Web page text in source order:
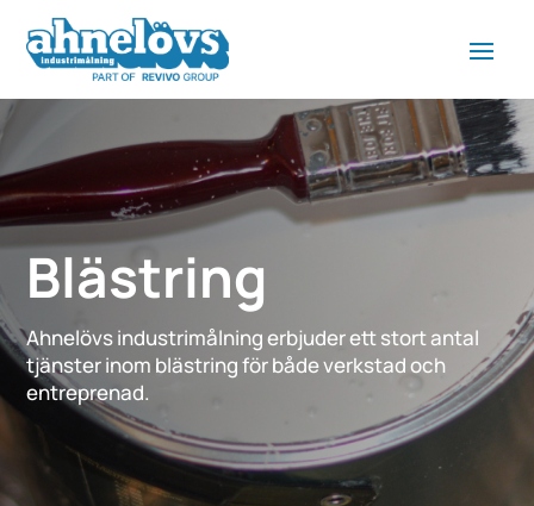
Blästring
Ahnelövs industrimålning erbjuder ett stort antal
tjänster inom blästring för både verkstad och
entreprenad.